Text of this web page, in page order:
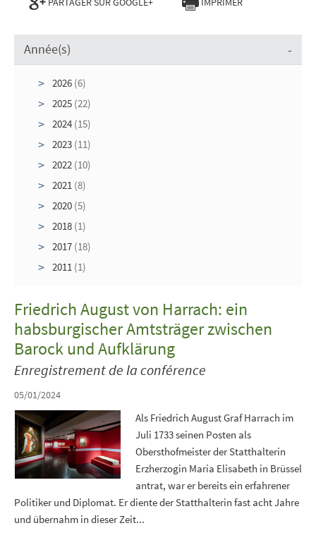
Année(s)
2026 (6)
2025 (22)
2024 (15)
2023 (11)
2022 (10)
2021 (8)
2020 (5)
2018 (1)
2017 (18)
2011 (1)
Friedrich August von Harrach: ein
habsburgischer Amtsträger zwischen
Barock und Aufklärung
Enregistrement de la conférence
05/01/2024
Als Friedrich August Graf Harrach im
Juli 1733 seinen Posten als
Obersthofmeister der Statthalterin
Erzherzogin Maria Elisabeth in Brüssel
antrat, war er bereits ein erfahrener
Politiker und Diplomat. Er diente der Statthalterin fast acht Jahre
und übernahm in dieser Zeit...